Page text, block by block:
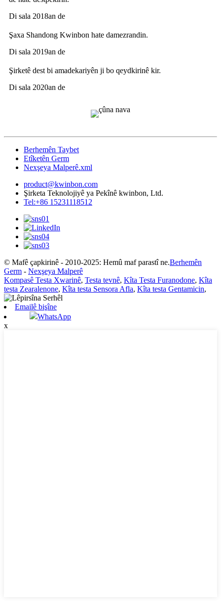
Di sala 2018an de
Şaxa Shandong Kwinbon hate damezrandin.
Di sala 2019an de
Şirketê dest bi amadekariyên ji bo qeydkirinê kir.
Di sala 2020an de
Berhemên Taybet
Etîketên Germ
Nexşeya Malperê.xml
product@kwinbon.com
Şirketa Teknolojiyê ya Pekînê kwinbon, Ltd.
Tel:+86 15231118512
© Mafê çapkirinê - 2010-2025: Hemû maf parastî ne.Berhemên
Germ - Nexşeya Malperê
Kompasê Testa Xwarinê, Testa tevnê, Kîta Testa Furanodone, Kîta
testa Zearalenone, Kîta testa Sensora Afla, Kîta testa Gentamicin,
Emailê bişîne
WhatsApp
x